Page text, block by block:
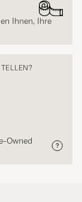
Ihnen, Ihre
Owned